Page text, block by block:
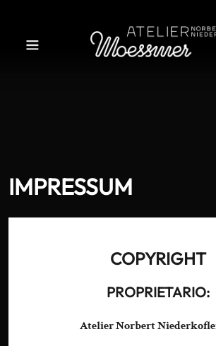
IMPRESSUM
COPYRIGHT
PROPRIETARIO:
Atelier Norbert